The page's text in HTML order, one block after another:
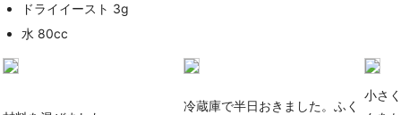
ドライイースト 3g
水 80cc
冷蔵庫で半日おきました。ふく
小さ